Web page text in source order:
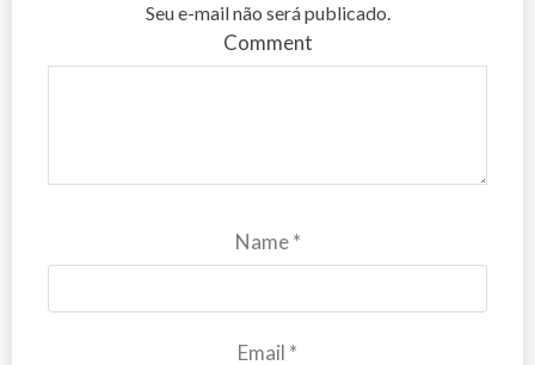
Seu e-mail não será publicado.
Comment
Name*
Email *